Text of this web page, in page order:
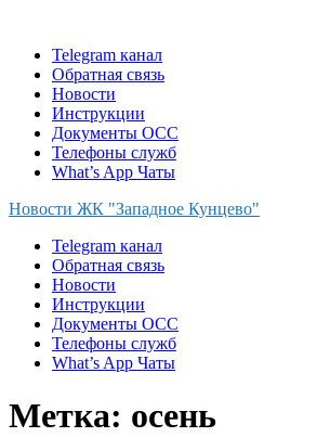
contentTelegram канал
Обратная связь
Новости
Инструкции
Документы ОСС
Телефоны служб
What’s App Чаты
Новости ЖК "Западное Кунцево"
Telegram канал
Обратная связь
Новости
Инструкции
Документы ОСС
Телефоны служб
What’s App Чаты
Метка: осень